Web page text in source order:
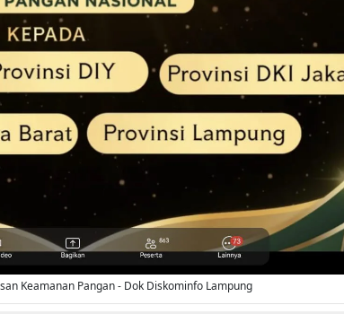
Keamanan Pangan - Dok Diskominfo Lampung